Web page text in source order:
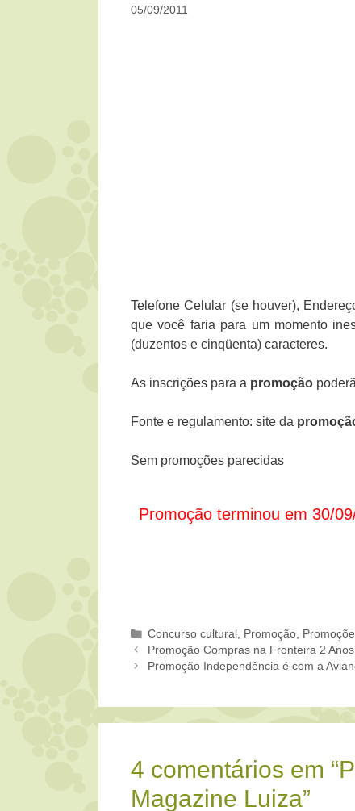
05/09/2011
Telefone Celular (se houver),
que você faria para um momento
(duzentos e cinqüenta) caracteres.
As inscrições para a promoção
Fonte e regulamento: site da
Sem promoções parecidas
Promoção terminou em 30/
Categorias
Concurso cultural Promoção
Promoção Compras na Fronteira 2 Anos
Promoção Independência é com a
4 comentários em
Magazine Luiza”